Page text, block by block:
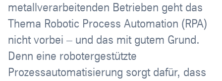
metallverarbeitenden Betrieben geht das
Thema Robotic Process Automation (RPA)
nicht vorbei – und das mit gutem Grund.
Denn eine robotergestützte
Prozessautomatisierung sorgt dafür, dass